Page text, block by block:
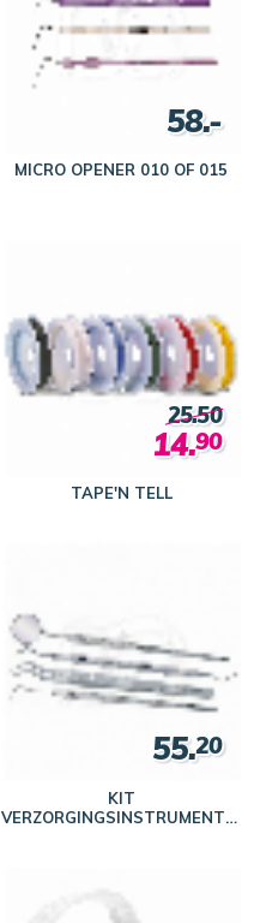
MICRO OPENER 010 OF 015
58.-
TAPE'N TELL
25.50
14.90
KIT
VERZORGINGSINSTRUMENTEN
55.20